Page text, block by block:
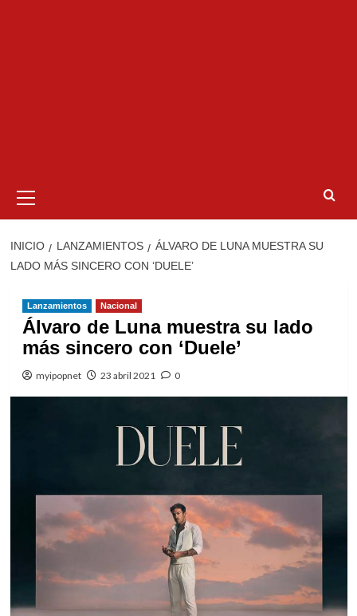
primario
INICIO LANZAMIENTOS
ÁLVARO DE LUNA MUESTRA SU
LADO MÁS SINCERO CON ‘DUELE’
Lanzamientos Nacional
Álvaro de Luna muestra su lado
más sincero con ‘Duele’
myipopnet 23 abril 2021 0